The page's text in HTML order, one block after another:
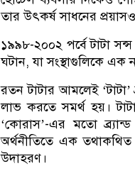
তার উৎকর্ষ সাধনের
১৯৯৮-২০০২ পর্বে টাটা
ঘটান, যা সংস্থাগুলিকে এক
রতন টাটার আমলেই ‘টাটা’
লাভ করতে সমর্থ হয়।
‘কোরাস’-এর মতো
অর্থনীতিতে এক তথাকথিত
উদাহরণ।